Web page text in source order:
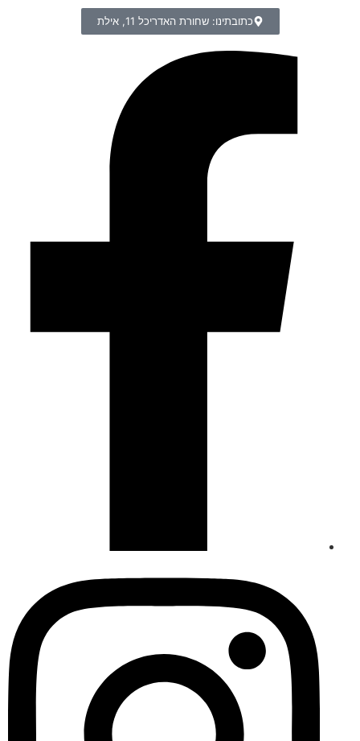
כתובתינו: שחורת האדריכל 11, אילת